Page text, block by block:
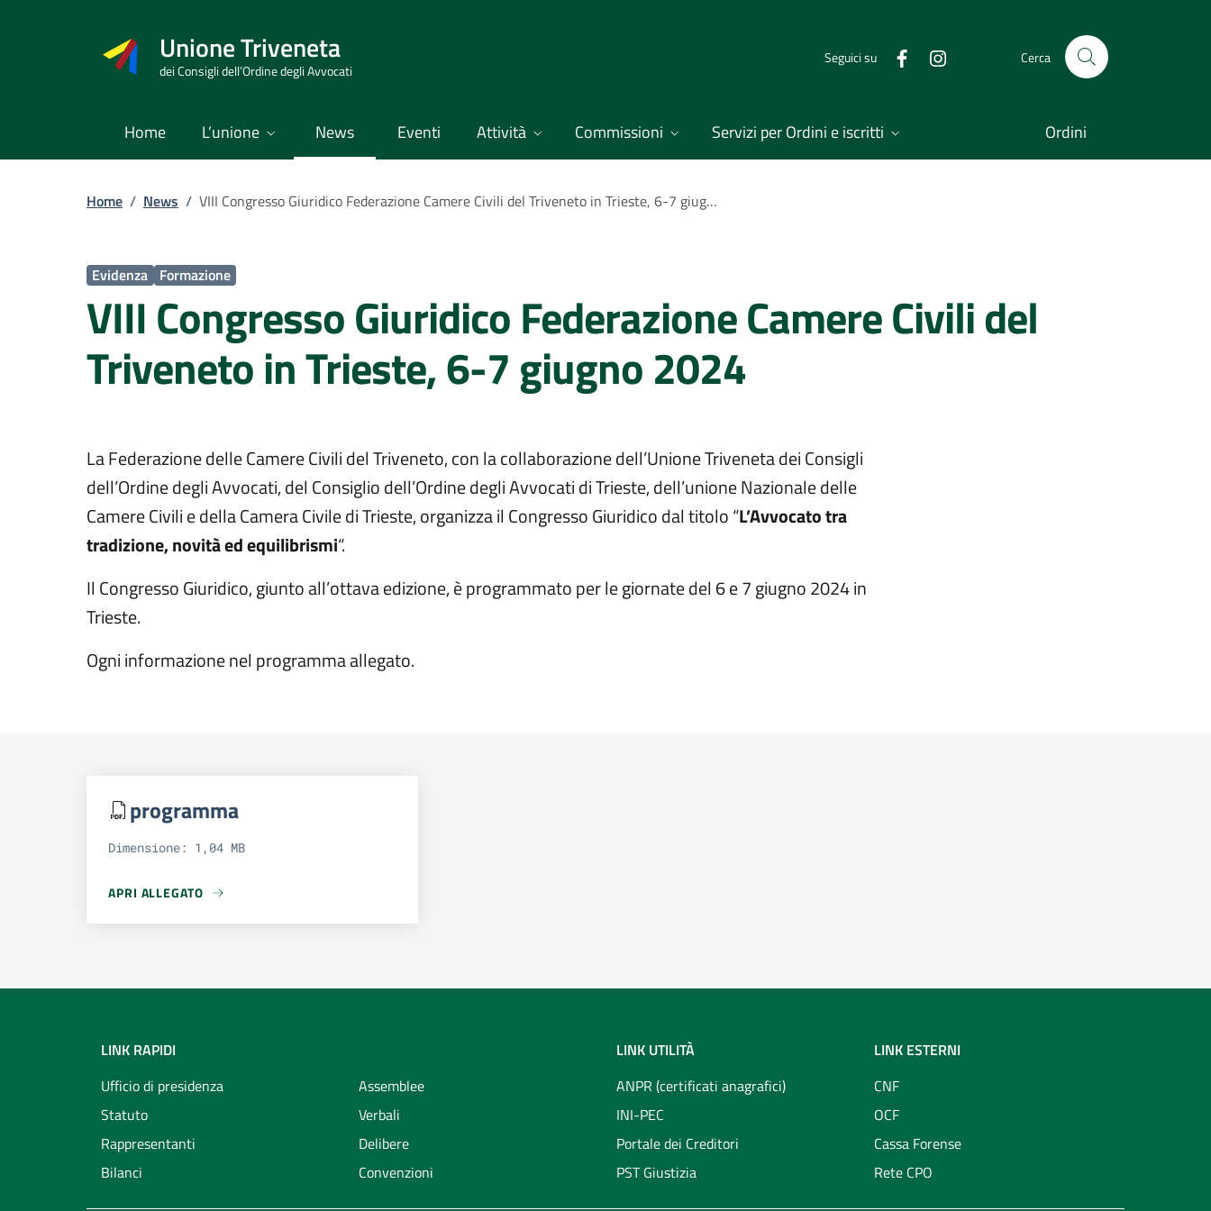
Unione Triveneta
dei Consigli dell’Ordine degli Avvocati
Seguici su Cerca
Home L’unione News Eventi Attività Commissioni Servizi per Ordini e iscritti Ordini
Home / News / VIII Congresso Giuridico Federazione Camere Civili del Triveneto in Trieste, 6-7 giugno 2024
Evidenza Formazione
VIII Congresso Giuridico Federazione Camere Civili del
Triveneto in Trieste, 6-7 giugno 2024
La Federazione delle Camere Civili del Triveneto, con la collaborazione dell’Unione Triveneta dei Consigli
dell’Ordine degli Avvocati, del Consiglio dell’Ordine degli Avvocati di Trieste, dell’unione Nazionale delle
Camere Civili e della Camera Civile di Trieste, organizza il Congresso Giuridico dal titolo “L’Avvocato tra
tradizione, novità ed equilibrismi“.
Il Congresso Giuridico, giunto all’ottava edizione, è programmato per le giornate del 6 e 7 giugno 2024 in
Trieste.
Ogni informazione nel programma allegato.
programma
Dimensione: 1,04 MB
APRI ALLEGATO
APRI ALLEGATO PROGRAMMA
LINK RAPIDI
Ufficio di presidenza
Statuto
Rappresentanti
Bilanci
Assemblee
Verbali
Delibere
Convenzioni
LINK UTILITÀ
ANPR (certificati anagrafici)
INI-PEC
Portale dei Creditori
PST Giustizia
LINK ESTERNI
CNF
OCF
Cassa Forense
Rete CPO